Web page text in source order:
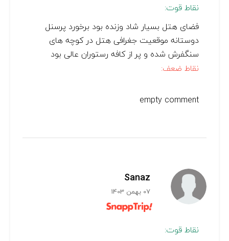
نقاط قوت:
فضای هتل بسیار شاد وزنده بود برخورد پرسنل
دوستانه موقعیت جغرافی هتل در کوچه های
سنگفرش شده و پر از کافه رستوران عالی بود
نقاط ضعف:
empty comment
Sanaz
07 بهمن 1403
نقاط قوت: